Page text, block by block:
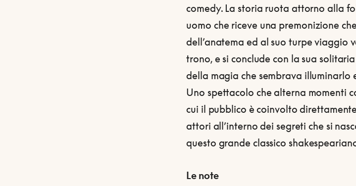
comedy. La storia ruota attorno alla
uomo che riceve una premonizione
dell’anatema ed al suo turpe viaggio
trono, e si conclude con la sua
della magia che sembrava illuminarlo
Uno spettacolo che alterna momenti
cui il pubblico è coinvolto
attori all’interno dei segreti che si
questo grande classico
Le note